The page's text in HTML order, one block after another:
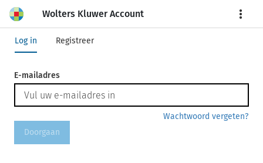
Wolters Kluwer Account More
Log in Registreer
E-mailadres
Wachtwoord vergeten?
Doorgaan